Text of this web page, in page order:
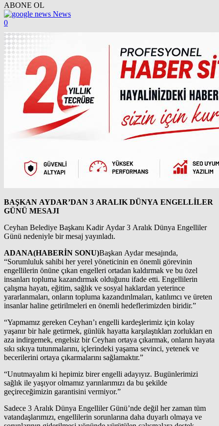
ABONE OL
News
0
BAŞKAN AYDAR’DAN 3 ARALIK DÜNYA ENGELLİLER
GÜNÜ MESAJI
Ceyhan Belediye Başkanı Kadir Aydar 3 Aralık Dünya Engelliler
Günü nedeniyle bir mesaj yayınladı.
ADANA(HABERİN SONU)Başkan Aydar mesajında,
“Sorumluluk sahibi her yerel yöneticinin en önemli görevinin
engellilerin önüne çıkan engelleri ortadan kaldırmak ve bu özel
insanları topluma kazandırmak olduğunu ifade etti. Engellilerin
çalışma hayatı, eğitim, sağlık ve sosyal haklardan yeterince
yararlanmaları, onların topluma kazandırılmaları, katılımcı ve üreten
insanlar haline getirilmeleri en önemli hedeflerimizden biridir.”
“Yapmamız gereken Ceyhan’ı engelli kardeşlerimiz için kolay
yaşanır bir hale getirmek, günlük hayatta karşılaştıkları zorlukları en
aza indirgemek, engelsiz bir Ceyhan ortaya çıkarmak, onların hayata
sıkı sıkıya tutunmalarını, içlerindeki yaşama sevinci, yetenek ve
becerilerini ortaya çıkarmalarını sağlamaktır.”
“Unutmayalım ki hepimiz birer engelli adayıyız. Bugünlerimizi
sağlık ile yaşıyor olmamız yarınlarımızı da bu şekilde
geçireceğimizin garantisini vermiyor.”
Sadece 3 Aralık Dünya Engelliler Günü’nde değil her zaman tüm
vatandaşlarımızı, engellilerin sorunlarına daha duyarlı olmaya ve